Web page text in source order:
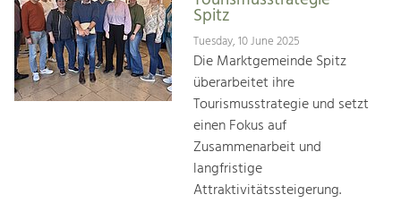
Spitz
Tuesday, 10 June 2025
Die Marktgemeinde Spitz
überarbeitet ihre
Tourismusstrategie und setzt
einen Fokus auf
Zusammenarbeit und
langfristige
Attraktivitätssteigerung.